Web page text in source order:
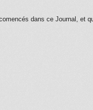
dans ce Journal, et